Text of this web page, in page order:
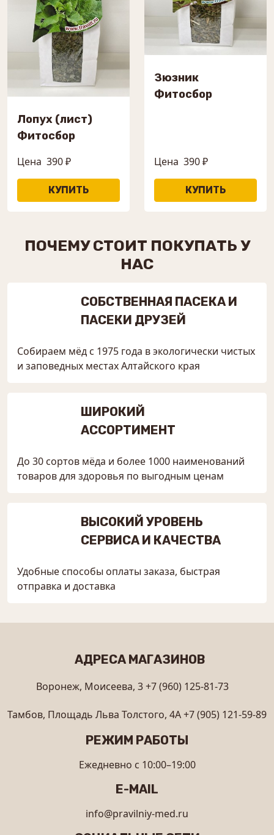
Лопух (лист)
Фитосбор
Цена 390 ₽
Зюзник
Фитосбор
Цена 390 ₽
ПОЧЕМУ СТОИТ ПОКУПАТЬ У
НАС
СОБСТВЕННАЯ ПАСЕКА И
ПАСЕКИ ДРУЗЕЙ
Собираем мёд с 1975 года в экологически чистых
и заповедных местах Алтайского края
ШИРОКИЙ
АССОРТИМЕНТ
До 30 сортов мёда и более 1000 наименований
товаров для здоровья по выгодным ценам
ВЫСОКИЙ УРОВЕНЬ
СЕРВИСА И КАЧЕСТВА
Удобные способы оплаты заказа, быстрая
отправка и доставка
АДРЕСА МАГАЗИНОВ
Воронеж, Моисеева, 3+7 (960) 125-81-73
Тамбов, Площадь Льва Толстого, 4А+7 (905) 121-59-89
РЕЖИМ РАБОТЫ
Ежедневно с 10:00–19:00
E-MAIL
info@pravilniy-med.ru